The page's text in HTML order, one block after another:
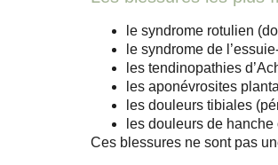
le syndrome rotulien
le syndrome de
les tendinopathies
les aponévrosites
les douleurs tibiales
les douleurs de
Ces blessures ne sont pas